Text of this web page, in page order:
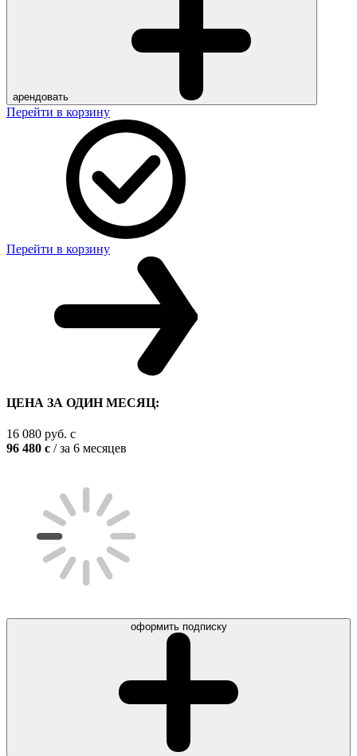
арендовать
Перейти в корзину
Перейти в корзину
ЦЕНА ЗА ОДИН МЕСЯЦ:
16 080 руб. c
96 480 c / за 6 месяцев
оформить подписку